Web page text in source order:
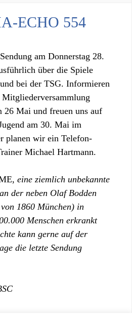
ECHO 554
am Donnerstag 28.
über die Spiele
bei der TSG. Informieren
26 Mai und freuen uns auf
am 30. Mai im
planen wir ein Telefon-
Michael Hartmann.
eine ziemlich unbekannte
der neben Olaf Bodden
1860 München) in
Menschen erkrankt
kann gerne auf der
die letzte Sendung